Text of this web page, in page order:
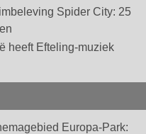
Spider City: 25
heeft Efteling-muziek
Europa-Park: